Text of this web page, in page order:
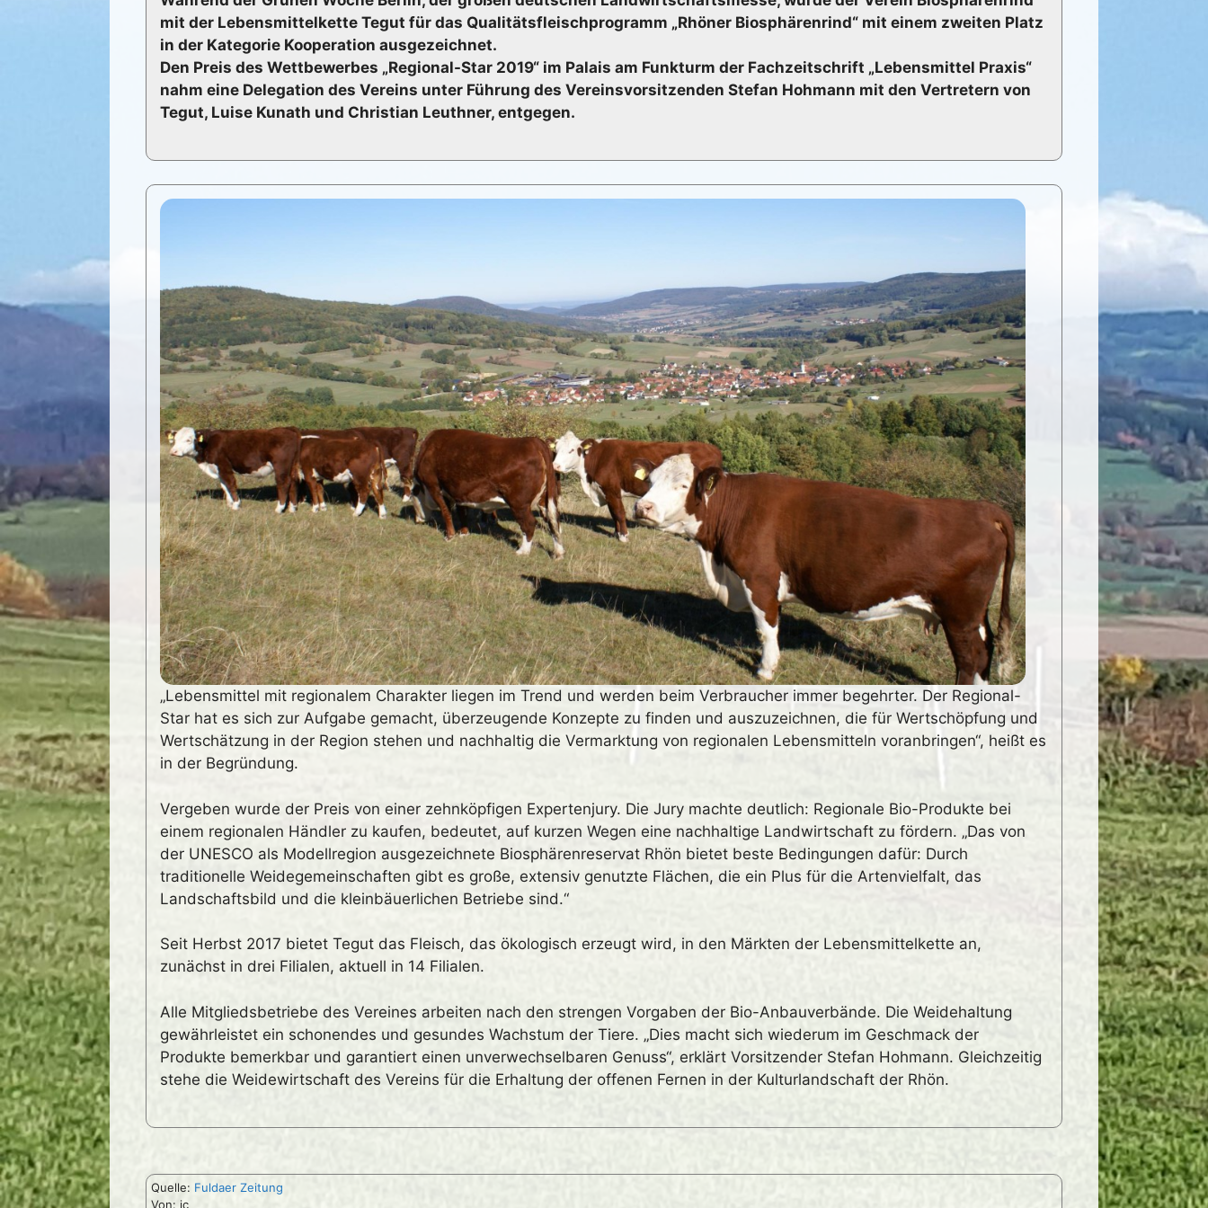
mit der Lebensmittelkette Tegut für das Qualitätsfleischprogramm „Rhöner Biosphärenrind“ mit einem zweiten Platz
in der Kategorie Kooperation ausgezeichnet.
Den Preis des Wettbewerbes „Regional-Star 2019“ im Palais am Funkturm der Fachzeitschrift „Lebensmittel Praxis“
nahm eine Delegation des Vereins unter Führung des Vereinsvorsitzenden Stefan Hohmann mit den Vertretern von
Tegut, Luise Kunath und Christian Leuthner, entgegen.
„Lebensmittel mit regionalem Charakter liegen im Trend und werden beim Verbraucher immer begehrter. Der Regional-
Star hat es sich zur Aufgabe gemacht, überzeugende Konzepte zu finden und auszuzeichnen, die für Wertschöpfung und
Wertschätzung in der Region stehen und nachhaltig die Vermarktung von regionalen Lebensmitteln voranbringen“, heißt es
in der Begründung.
Vergeben wurde der Preis von einer zehnköpfigen Expertenjury. Die Jury machte deutlich: Regionale Bio-Produkte bei
einem regionalen Händler zu kaufen, bedeutet, auf kurzen Wegen eine nachhaltige Landwirtschaft zu fördern. „Das von
der UNESCO als Modellregion ausgezeichnete Biosphärenreservat Rhön bietet beste Bedingungen dafür: Durch
traditionelle Weidegemeinschaften gibt es große, extensiv genutzte Flächen, die ein Plus für die Artenvielfalt, das
Landschaftsbild und die kleinbäuerlichen Betriebe sind.“
Seit Herbst 2017 bietet Tegut das Fleisch, das ökologisch erzeugt wird, in den Märkten der Lebensmittelkette an,
zunächst in drei Filialen, aktuell in 14 Filialen.
Alle Mitgliedsbetriebe des Vereines arbeiten nach den strengen Vorgaben der Bio-Anbauverbände. Die Weidehaltung
gewährleistet ein schonendes und gesundes Wachstum der Tiere. „Dies macht sich wiederum im Geschmack der
Produkte bemerkbar und garantiert einen unverwechselbaren Genuss“, erklärt Vorsitzender Stefan Hohmann. Gleichzeitig
stehe die Weidewirtschaft des Vereins für die Erhaltung der offenen Fernen in der Kulturlandschaft der Rhön.
Quelle: Fuldaer Zeitung
Von: ic